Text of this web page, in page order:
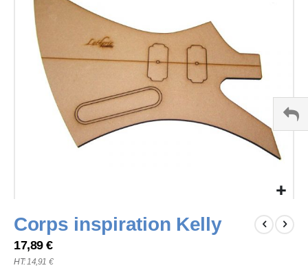
images
gallery
to
beginning
of
Corps inspiration Kelly
17,89 €
14,91 €